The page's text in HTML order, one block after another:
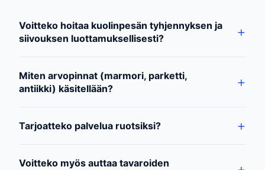
Voitteko hoitaa kuolinpesän tyhjennyksen ja
siivouksen luottamuksellisesti?
Miten arvopinnat (marmori, parketti,
antiikki) käsitellään?
Tarjoatteko palvelua ruotsiksi?
Voitteko myös auttaa tavaroiden